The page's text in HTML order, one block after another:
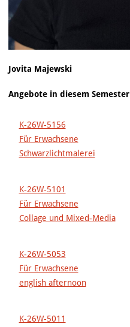
Jovita Majewski
Angebote in diesem Semester
K-26W-5156
Für Erwachsene
Schwarzlichtmalerei
K-26W-5101
Für Erwachsene
Collage und Mixed-Media
K-26W-5053
Für Erwachsene
english afternoon
K-26W-5011